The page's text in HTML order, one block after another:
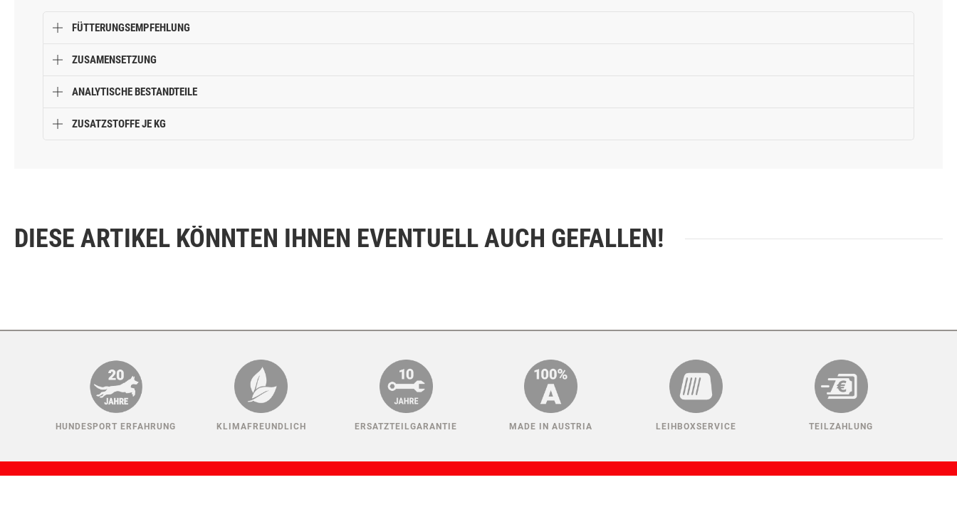
FÜTTERUNGSEMPFEHLUNG
ZUSAMENSETZUNG
ANALYTISCHE BESTANDTEILE
ZUSATZSTOFFE JE KG
DIESE ARTIKEL KÖNNTEN IHNEN EVENTUELL AUCH GEFALLEN!
HUNDESPORT ERFAHRUNG KLIMAFREUNDLICH ERSATZTEILGARANTIE MADE IN AUSTRIA LEIHBOXSERVICE TEILZAHLUNG